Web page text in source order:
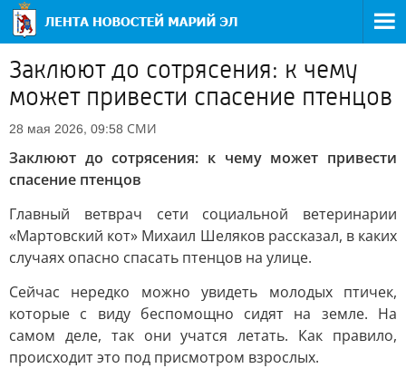
Заклюют до сотрясения: к чему
может привести спасение птенцов
28 мая 2026, 09:58 СМИ
Заклюют до сотрясения: к чему может привести
спасение птенцов
Главный ветврач сети социальной ветеринарии
«Мартовский кот» Михаил Шеляков рассказал, в каких
случаях опасно спасать птенцов на улице.
Сейчас нередко можно увидеть молодых птичек,
которые с виду беспомощно сидят на земле. На
самом деле, так они учатся летать. Как правило,
происходит это под присмотром взрослых.